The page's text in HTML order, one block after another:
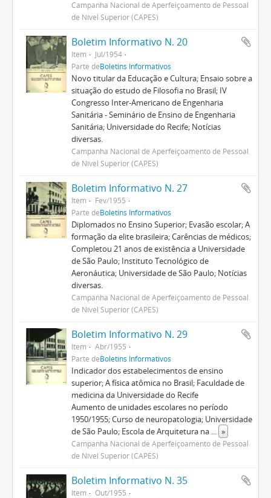
Campanha Nacional de Aperfeiçoamento de Pessoal
de Nível Superior (CAPES)
Boletim Informativo N. 20
Item
Jul/1954
Parte deBoletins Informativos
Novo titular da Educação e Cultura; Ensaio sobre a
situação do estudo de Filosofia no Brasil; IV
Congresso Inter-Americano de Engenharia
Sanitária - Seminário de Ensino de Engenharia
Sanitária; Universidade do Recife; Notícias
diversas.
Campanha Nacional de Aperfeiçoamento de Pessoal
de Nível Superior (CAPES)
Boletim Informativo N. 27
Item
Fev/1955
Parte deBoletins Informativos
Diplomados no Ensino Superior; Evasão escolar; A
formação da elite brasileira; Carências de médicos;
Completou 21 anos de existência a Universidade
de São Paulo; Instituto Tecnológico de
Aeronáutica; Universidade de São Paulo; Notícias
diversas.
Campanha Nacional de Aperfeiçoamento de Pessoal
de Nível Superior (CAPES)
Boletim Informativo N. 29
Item
Abr/1955
Parte deBoletins Informativos
Indicador dos estabelecimentos de ensino
superior; A física atômica no Brasil; Faculdade de
medicina da Universidade do Recife
Aumento de unidades escolares no período
1950/1955; Curso de neuropatologia; Universidade
de São Paulo; Escola de Arquitetura na ... »
Campanha Nacional de Aperfeiçoamento de Pessoal
de Nível Superior (CAPES)
Boletim Informativo N. 35
Item
Out/1955